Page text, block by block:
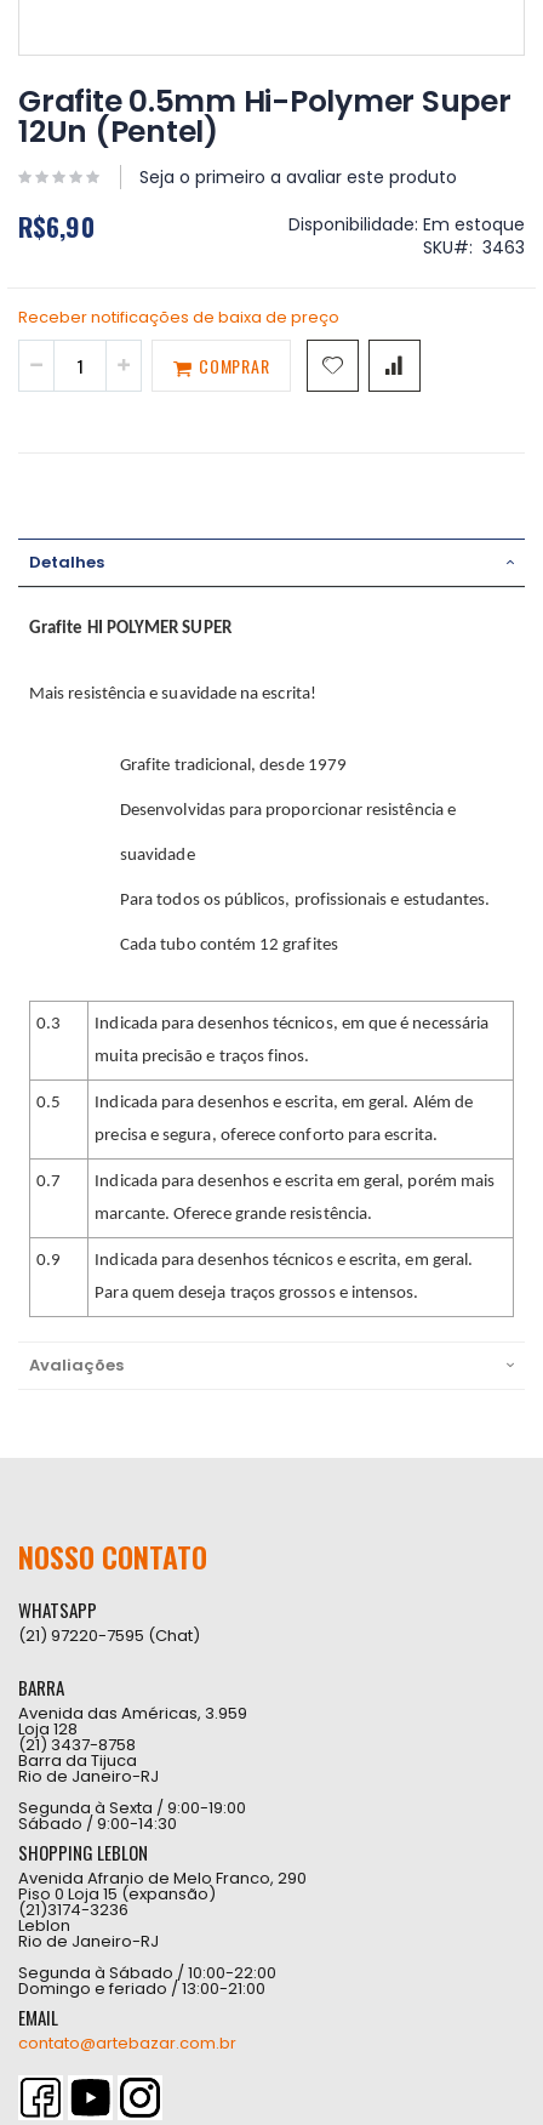
para
o
início
Galeria
imagens
Grafite 0.5mm Hi-Polymer Super
12Un (Pentel)
Seja o primeiro a avaliar este produto
R$6,90 Disponibilidade: Em estoque
SKU
3463
Receber notificações de baixa de preço
COMPRAR
Detalhes
Grafite HI POLYMER SUPER
Mais resistência e suavidade na escrita!
Grafite tradicional, desde 1979
Desenvolvidas para proporcionar resistência e
suavidade
Para todos os públicos, profissionais e estudantes.
Cada tubo contém 12 grafites
0.3
Indicada para desenhos técnicos, em que é necessária
muita precisão e traços finos.
0.5
Indicada para desenhos e escrita, em geral. Além de
precisa e segura, oferece conforto para escrita.
0.7
Indicada para desenhos e escrita em geral, porém mais
marcante. Oferece grande resistência.
0.9
Indicada para desenhos técnicos e escrita, em geral.
Para quem deseja traços grossos e intensos.
Avaliações
NOSSO CONTATO
WHATSAPP
(21) 97220-7595 (Chat)
BARRA
Avenida das Américas, 3.959
Loja 128
(21) 3437-8758
Barra da Tijuca
Rio de Janeiro-RJ
Segunda à Sexta / 9:00-19:00
Sábado / 9:00-14:30
SHOPPING LEBLON
Avenida Afranio de Melo Franco, 290
Piso 0 Loja 15 (expansão)
(21)3174-3236
Leblon
Rio de Janeiro-RJ
Segunda à Sábado / 10:00-22:00
Domingo e feriado / 13:00-21:00
EMAIL
contato@artebazar.com.br